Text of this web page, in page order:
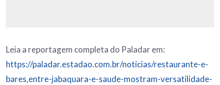
Leia a reportagem completa do Paladar em:
https://paladar.estadao.com.br/noticias/restaurante-e-
bares,entre-jabaquara-e-saude-mostram-versatilidade-